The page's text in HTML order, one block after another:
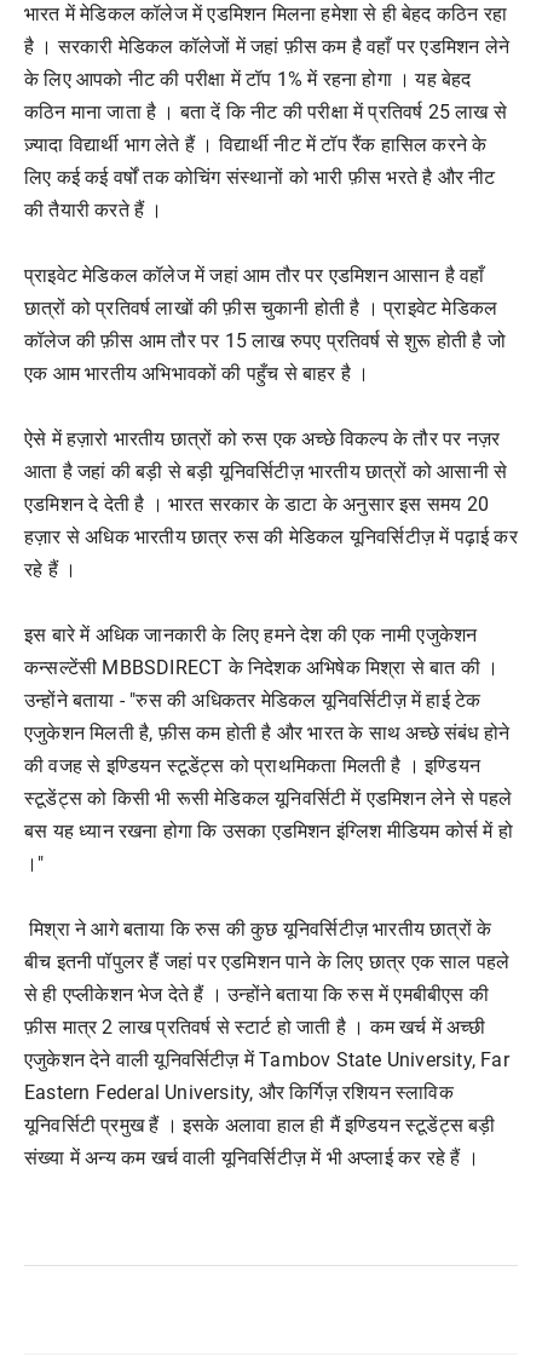
भारत में मेडिकल कॉलेज में एडमिशन मिलना हमेशा से ही बेहद कठिन रहा
है । सरकारी मेडिकल कॉलेजों में जहां फ़ीस कम है वहाँ पर एडमिशन लेने
के लिए आपको नीट की परीक्षा में टॉप 1% में रहना होगा । यह बेहद
कठिन माना जाता है । बता दें कि नीट की परीक्षा में प्रतिवर्ष 25 लाख से
ज़्यादा विद्यार्थी भाग लेते हैं । विद्यार्थी नीट में टॉप रैंक हासिल करने के
लिए कई कई वर्षों तक कोचिंग संस्थानों को भारी फ़ीस भरते है और नीट
की तैयारी करते हैं ।
प्राइवेट मेडिकल कॉलेज में जहां आम तौर पर एडमिशन आसान है वहाँ
छात्रों को प्रतिवर्ष लाखों की फ़ीस चुकानी होती है । प्राइवेट मेडिकल
कॉलेज की फ़ीस आम तौर पर 15 लाख रुपए प्रतिवर्ष से शुरू होती है जो
एक आम भारतीय अभिभावकों की पहुँच से बाहर है ।
ऐसे में हज़ारो भारतीय छात्रों को रुस एक अच्छे विकल्प के तौर पर नज़र
आता है जहां की बड़ी से बड़ी यूनिवर्सिटीज़ भारतीय छात्रों को आसानी से
एडमिशन दे देती है । भारत सरकार के डाटा के अनुसार इस समय 20
हज़ार से अधिक भारतीय छात्र रुस की मेडिकल यूनिवर्सिटीज़ में पढ़ाई कर
रहे हैं ।
इस बारे में अधिक जानकारी के लिए हमने देश की एक नामी एजुकेशन
कन्सल्टेंसी MBBSDIRECT के निदेशक अभिषेक मिश्रा से बात की ।
उन्होंने बताया - "रुस की अधिकतर मेडिकल यूनिवर्सिटीज़ में हाई टेक
एजुकेशन मिलती है, फ़ीस कम होती है और भारत के साथ अच्छे संबंध होने
की वजह से इण्डियन स्टूडेंट्स को प्राथमिकता मिलती है । इण्डियन
स्टूडेंट्स को किसी भी रूसी मेडिकल यूनिवर्सिटी में एडमिशन लेने से पहले
बस यह ध्यान रखना होगा कि उसका एडमिशन इंग्लिश मीडियम कोर्स में हो
।"
मिश्रा ने आगे बताया कि रुस की कुछ यूनिवर्सिटीज़ भारतीय छात्रों के
बीच इतनी पॉपुलर हैं जहां पर एडमिशन पाने के लिए छात्र एक साल पहले
से ही एप्लीकेशन भेज देते हैं । उन्होंने बताया कि रुस में एमबीबीएस की
फ़ीस मात्र 2 लाख प्रतिवर्ष से स्टार्ट हो जाती है । कम खर्च में अच्छी
एजुकेशन देने वाली यूनिवर्सिटीज़ में Tambov State University, Far
Eastern Federal University, और किर्गिज़ रशियन स्लाविक
यूनिवर्सिटी प्रमुख हैं । इसके अलावा हाल ही मैं इण्डियन स्टूडेंट्स बड़ी
संख्या में अन्य कम खर्च वाली यूनिवर्सिटीज़ में भी अप्लाई कर रहे हैं ।